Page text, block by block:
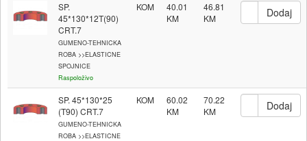
SP.
45*130*12T(90)
CRT.7
GUMENO-TEHNICKA
ROBA >>ELASTICNE
SPOJNICE
Raspoloživo
KOM 40.01 46.81
SP. 45*130*25
(T90) CRT.7
GUMENO-TEHNICKA
ROBA >>ELASTICNE
KOM 60.02 70.22